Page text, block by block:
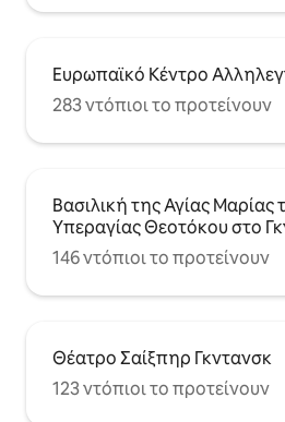
Ευρωπαϊκό Κέντρο
283 ντόπιοι το προτείνουν
Βασιλική της Αγίας Μαρίας
Υπεραγίας Θεοτόκου στο
146 ντόπιοι το προτείνουν
Θέατρο Σαίξπηρ Γκντανσκ
123 ντόπιοι το προτείνουν